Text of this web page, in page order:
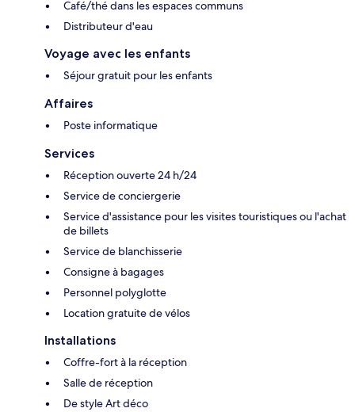
Café/thé dans les espaces communs
Distributeur d'eau
Voyage avec les enfants
Séjour gratuit pour les enfants
Affaires
Poste informatique
Services
Réception ouverte 24 h/24
Service de conciergerie
Service d'assistance pour les visites touristiques ou l'achat
de billets
Service de blanchisserie
Consigne à bagages
Personnel polyglotte
Location gratuite de vélos
Installations
Coffre-fort à la réception
Salle de réception
De style Art déco